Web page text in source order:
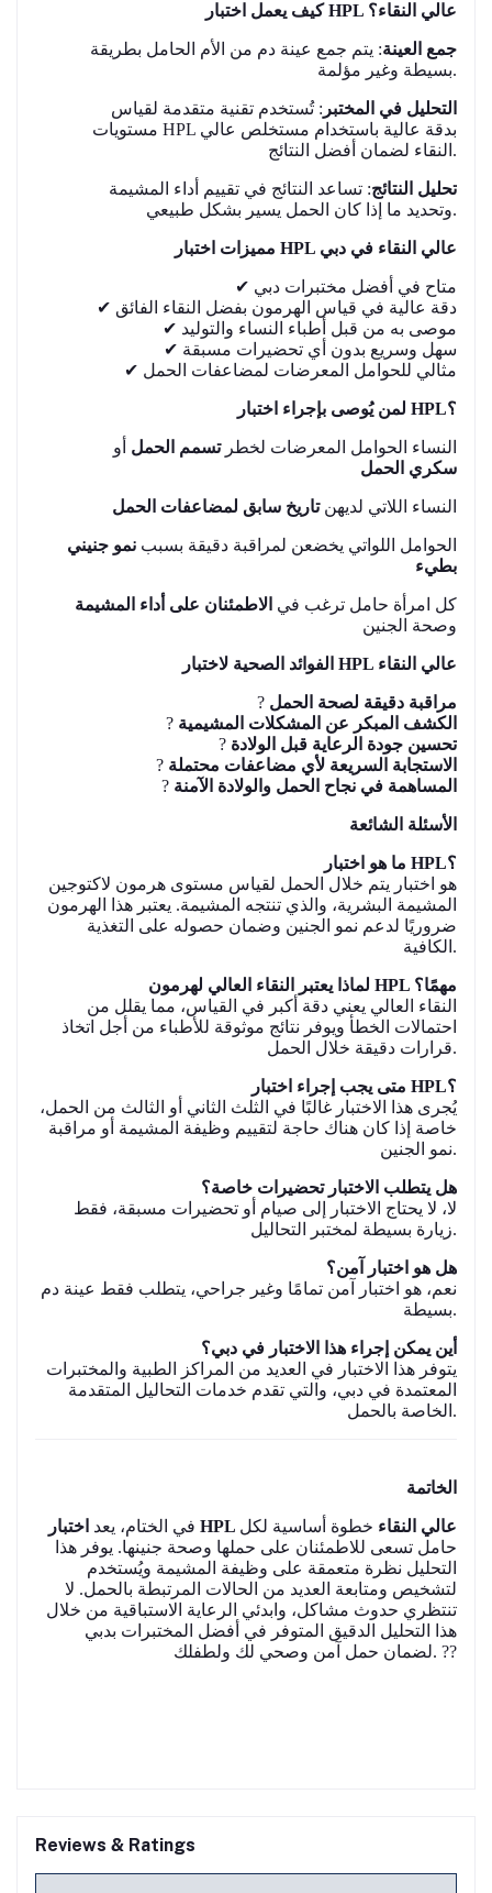
كيف يعمل اختبار HPL عالي النقاء؟
جمع العينة: يتم جمع عينة دم من الأم الحامل بطريقة
بسيطة وغير مؤلمة.
التحليل في المختبر : تُستخدم تقنية متقدمة لقياس
مستويات HPL بدقة عالية باستخدام مستخلص عالي
النقاء لضمان أفضل النتائج.
تحليل النتائج: تساعد النتائج في تقييم أداء المشيمة
وتحديد ما إذا كان الحمل يسير بشكل طبيعي.
مميزات اختبار HPL عالي النقاء في دبي
✔ متاح في أفضل مختبرات دبي
✔ دقة عالية في قياس الهرمون بفضل النقاء الفائق
✔ موصى به من قبل أطباء النساء والتوليد
✔ سهل وسريع بدون أي تحضيرات مسبقة
✔ مثالي للحوامل المعرضات لمضاعفات الحمل
لمن يُوصى بإجراء اختبار HPL؟
النساء الحوامل المعرضات لخطرتسمم الحمل أو
سكري الحمل
النساء اللاتي لديهنتاريخ سابق لمضاعفات الحمل
الحوامل اللواتي يخضعن لمراقبة دقيقة بسبب نمو جنيني
بطيء
كل امرأة حامل ترغب في الاطمئنان على أداء المشيمة
وصحة الجنين
الفوائد الصحية لاختبار HPL عالي النقاء
? مراقبة دقيقة لصحة الحمل
? الكشف المبكر عن المشكلات المشيمية
? تحسين جودة الرعاية قبل الولادة
? الاستجابة السريعة لأي مضاعفات محتملة
? المساهمة في نجاح الحمل والولادة الآمنة
الأسئلة الشائعة
ما هو اختبار HPL؟
هو اختبار يتم خلال الحمل لقياس مستوى هرمون لاكتوجين
المشيمة البشرية، والذي تنتجه المشيمة. يعتبر هذا الهرمون
ضروريًا لدعم نمو الجنين وضمان حصوله على التغذية
الكافية.
لماذا يعتبر النقاء العالي لهرمون HPL مهمًا؟
النقاء العالي يعني دقة أكبر في القياس، مما يقلل من
احتمالات الخطأ ويوفر نتائج موثوقة للأطباء من أجل اتخاذ
قرارات دقيقة خلال الحمل.
متى يجب إجراء اختبار HPL؟
يُجرى هذا الاختبار غالبًا في الثلث الثاني أو الثالث من الحمل،
خاصة إذا كان هناك حاجة لتقييم وظيفة المشيمة أو مراقبة
نمو الجنين.
هل يتطلب الاختبار تحضيرات خاصة؟
لا، لا يحتاج الاختبار إلى صيام أو تحضيرات مسبقة، فقط
زيارة بسيطة لمختبر التحاليل.
هل هو اختبار آمن؟
نعم، هو اختبار آمن تمامًا وغير جراحي، يتطلب فقط عينة دم
بسيطة.
أين يمكن إجراء هذا الاختبار في دبي؟
يتوفر هذا الاختبار في العديد من المراكز الطبية والمختبرات
المعتمدة في دبي، والتي تقدم خدمات التحاليل المتقدمة
الخاصة بالحمل.
الخاتمة
في الختام، يعد اختبار HPL عالي النقاء خطوة أساسية لكل
حامل تسعى للاطمئنان على حملها وصحة جنينها. يوفر هذا
التحليل نظرة متعمقة على وظيفة المشيمة ويُستخدم
لتشخيص ومتابعة العديد من الحالات المرتبطة بالحمل. لا
تنتظري حدوث مشاكل، وابدئي الرعاية الاستباقية من خلال
هذا التحليل الدقيق المتوفر في أفضل المختبرات بدبي
لضمان حمل آمن وصحي لك ولطفلك. ??
Reviews & Ratings